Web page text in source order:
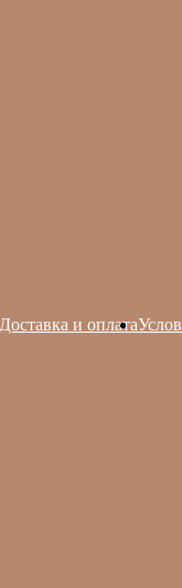
Доставка и оплата